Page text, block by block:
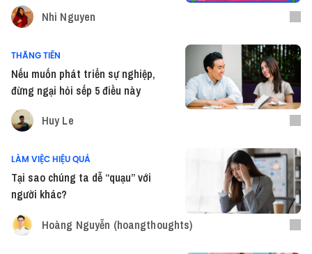
Nhi Nguyen
THĂNG TIẾN
Nếu muốn phát triển sự nghiệp,
đừng ngại hỏi sếp 5 điều này
Huy Le
LÀM VIỆC HIỆU QUẢ
Tại sao chúng ta dễ “quạu” với
người khác?
Hoàng Nguyễn (hoangthoughts)